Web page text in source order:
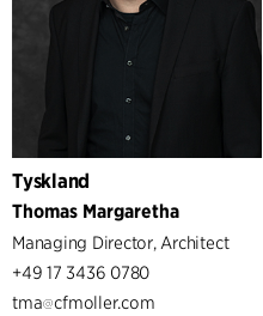
Tyskland
Thomas Margaretha
Managing Director, Architect
+49 17 3436 0780
tma
cfmoller.com